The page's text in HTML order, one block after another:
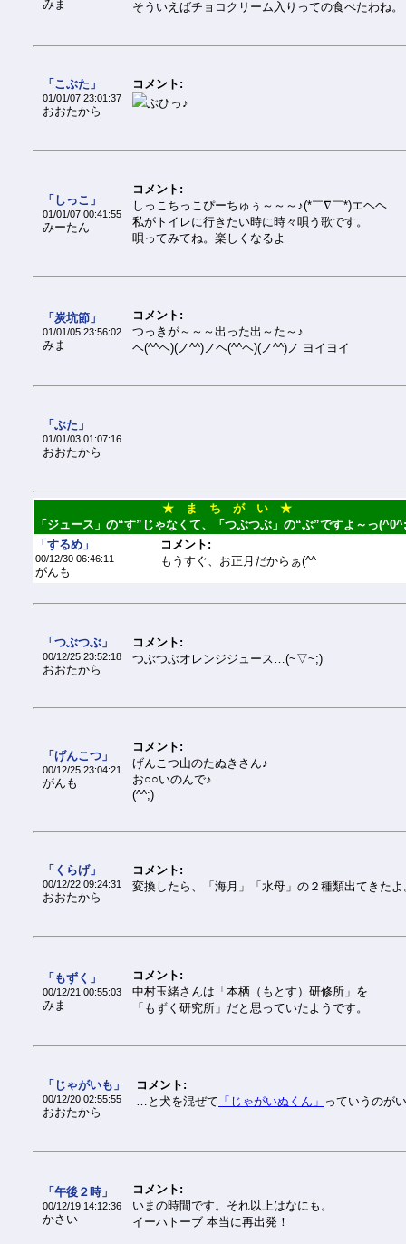
みま そういえばチョコクリーム入りっての食べたわね。
「こぶた」
01/01/07 23:01:37
おおたから
コメント:
ぶひっ♪
「しっこ」
01/01/07 00:41:55
みーたん
コメント:
しっこちっこぴーちゅぅ～～～♪(*￣∇￣*)エヘヘ
私がトイレに行きたい時に時々唄う歌です。
唄ってみてね。楽しくなるよ
「炭坑節」
01/01/05 23:56:02
みま
コメント:
つっきが～～～出った出～た～♪
ヘ(^^ヘ)(ノ^^)ノヘ(^^ヘ)(ノ^^)ノ ヨイヨイ
「ぶた」
01/01/03 01:07:16
おおたから
★ ま ち が い ★
「ジュース」の“す”じゃなくて、「つぶつぶ」の“ぶ”ですよ～っ
「するめ」
00/12/30 06:46:11
がんも
コメント:
もうすぐ、お正月だからぁ(^^ゞ
「つぶつぶ」
00/12/25 23:52:18
おおたから
コメント:
つぶつぶオレンジジュース…(~▽~;)
「げんこつ」
00/12/25 23:04:21
がんも
コメント:
げんこつ山のたぬきさん♪
お○○いのんで♪
(^^;)
「くらげ」
00/12/22 09:24:31
おおたから
コメント:
変換したら、「海月」「水母」の２種類出てきたよ
「もずく」
00/12/21 00:55:03
みま
コメント:
中村玉緒さんは「本栖（もとす）研修所」を
「もずく研究所」だと思っていたようです。
「じゃがいも」
00/12/20 02:55:55
おおたから
コメント:
…と犬を混ぜて 「じゃがいぬくん」 っていうのが
「午後２時」
00/12/19 14:12:36
かさい
コメント:
いまの時間です。それ以上はなにも。
イーハトーブ 本当に再出発！